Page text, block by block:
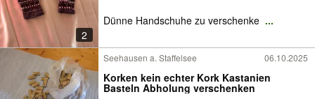
2
Dünne Handschuhe zu verschenke ...
Seehausen a. Staffelsee 06.10.2025
Korken kein echter Kork Kastanien
Basteln Abholung verschenken